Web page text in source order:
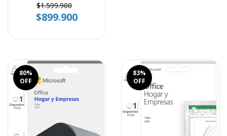
$1.599.900
$899.900
80%
OFF
83%
OFF